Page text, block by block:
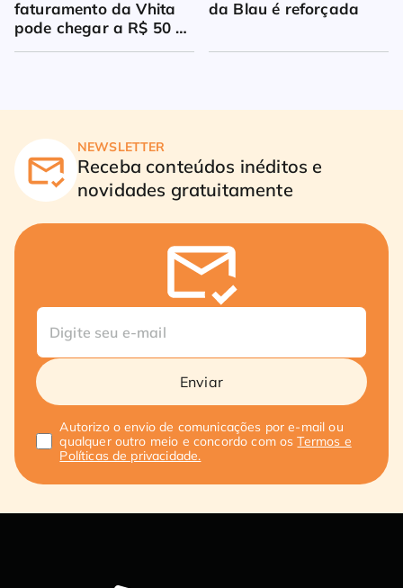
faturamento da Vhita
pode chegar a R$ 50
milhões
da Blau é reforçada
NEWSLETTER
Receba conteúdos inéditos e
novidades gratuitamente
Enviar
Autorizo o envio de comunicações por e-mail ou
qualquer outro meio e concordo com osTermos e
Políticas de privacidade.